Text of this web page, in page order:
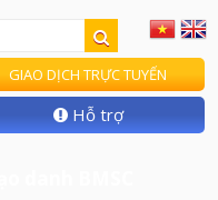
GIAO DỊCH TRỰC TUYẾN
Hỗ trợ